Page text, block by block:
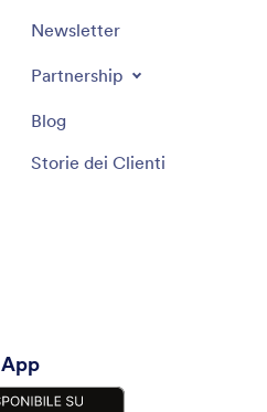
Newsletter
Partnership
Blog
Storie dei Clienti
App